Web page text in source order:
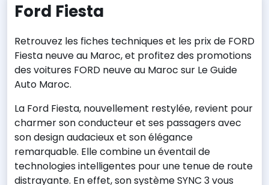
Ford Fiesta
Retrouvez les fiches techniques et les prix de FORD
Fiesta neuve au Maroc, et profitez des promotions
des voitures FORD neuve au Maroc sur Le Guide
Auto Maroc.
La Ford Fiesta, nouvellement restylée, revient pour
charmer son conducteur et ses passagers avec
son design audacieux et son élégance
remarquable. Elle combine un éventail de
technologies intelligentes pour une tenue de route
distrayante. En effet, son système SYNC 3 vous